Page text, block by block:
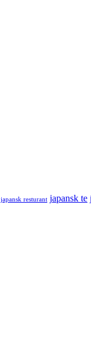
japansk resturant japansk te